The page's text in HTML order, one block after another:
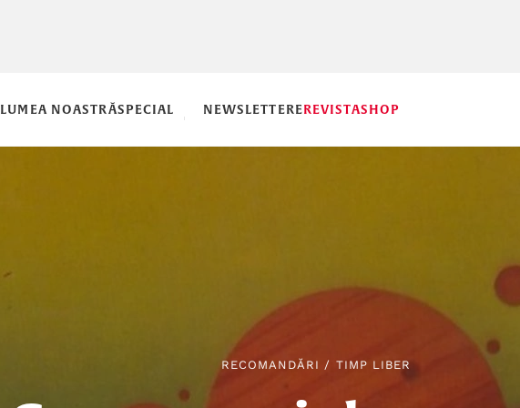
LUMEA NOASTRĂSPECIAL NEWSLETTEREREVISTASHOP
RECOMANDĂRI / TIMP LIBER